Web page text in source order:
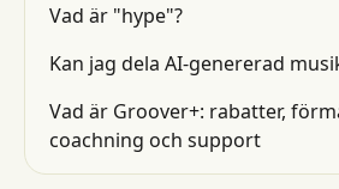
Vad är "hype"?
Kan jag dela AI-genererad
Vad är Groover+: rabatter,
coachning och support